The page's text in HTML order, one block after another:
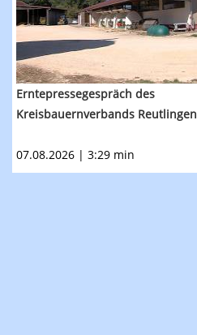
Erntepressegespräch des
Kreisbauernverbands Reutlingen
07.08.2026 | 3:29 min